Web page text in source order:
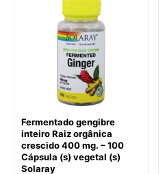
Fermentado gengibre
inteiro Raiz orgânica
crescido 400 mg. – 100
Cápsula (s) vegetal (s)
Solaray